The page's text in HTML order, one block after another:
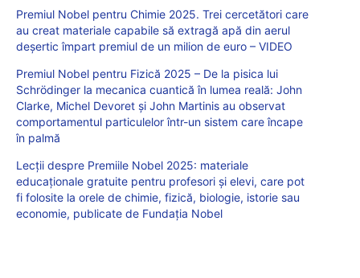
Premiul Nobel pentru Chimie 2025. Trei cercetători care
au creat materiale capabile să extragă apă din aerul
deșertic împart premiul de un milion de euro – VIDEO
Premiul Nobel pentru Fizică 2025 – De la pisica lui
Schrödinger la mecanica cuantică în lumea reală: John
Clarke, Michel Devoret și John Martinis au observat
comportamentul particulelor într-un sistem care încape
în palmă
Lecții despre Premiile Nobel 2025: materiale
educaționale gratuite pentru profesori și elevi, care pot
fi folosite la orele de chimie, fizică, biologie, istorie sau
economie, publicate de Fundația Nobel